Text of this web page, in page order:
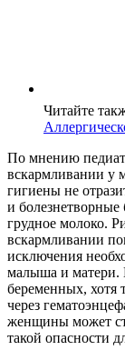
Читайте
По мнению
вскармливании у
гигиены не
и
грудное молоко.
вскармливании
исключения
малыша и матери.
беременных, хотя
через
женщины может
такой опасности